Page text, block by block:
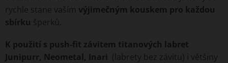
rychle stane vaším výjimečným kouskem pro každou
sbírku šperků.
K použití s push-fit závitem titanových labret
Junipurr, Neometal, Inari (labrety bez závitu) i většiny